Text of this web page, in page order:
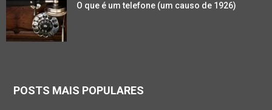
O que é um telefone (um causo de 1926)
POSTS MAIS POPULARES